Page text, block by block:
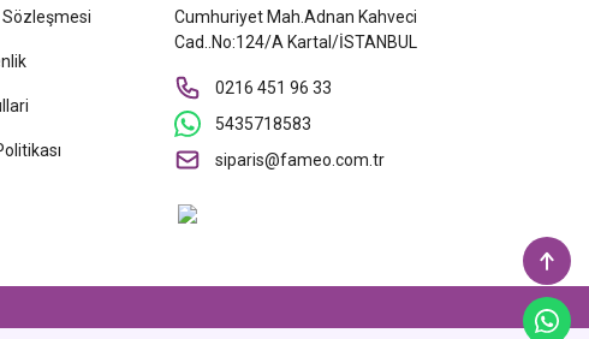
Sözleşmesi
Cumhuriyet Mah.Adnan Kahveci
Cad..No:124/A Kartal/İSTANBUL
0216 451 96 33
5435718583
siparis@fameo.com.tr